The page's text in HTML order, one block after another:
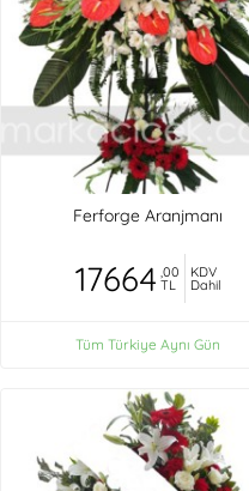
Ferforge Aranjmanı
17664 ,00
TL
KDV
Dahil
Tüm Türkiye Aynı Gün